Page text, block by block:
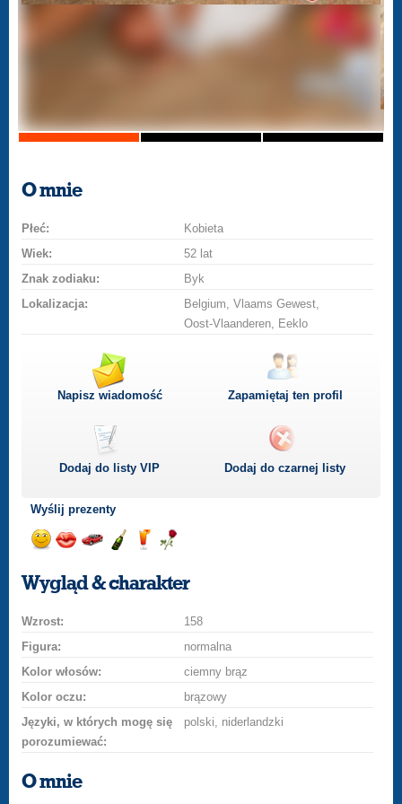
O mnie
Płeć:
Kobieta
Wiek:
52 lat
Znak zodiaku:
Byk
Lokalizacja:
Belgium, Vlaams Gewest,
Oost-Vlaanderen, Eeklo
Napisz wiadomość Zapamiętaj ten profil
Dodaj do listyVIP Dodaj do czarnej listy
Wyślij prezenty
uśmiech
buziakasamochodem
szampana
drinka
różę
Wygląd & charakter
Wzrost:
158
Figura:
normalna
Kolor włosów:
ciemny brąz
Kolor oczu:
brązowy
Języki, w których mogę się
porozumiewać:
polski, niderlandzki
O mnie